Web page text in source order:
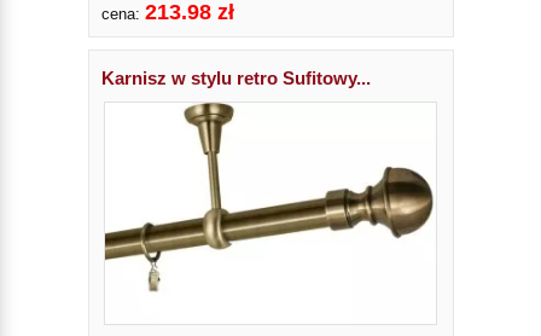
cena: 213.98 zł
Karnisz w stylu retro Sufitowy...